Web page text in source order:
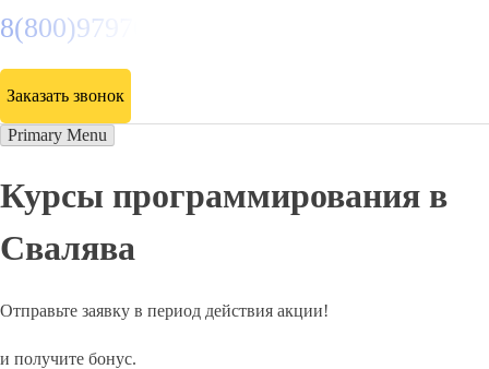
8(800)9797043
Заказать звонок
Primary Menu
Курсы программирования в
Свалява
Отправьте заявку в период действия акции!
и получите бонус.